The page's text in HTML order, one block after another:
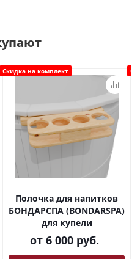
Скидка на комплект
Полочка для напитков
БОНДАРСПА (BONDARSPA)
для купели
от 6 000 руб.